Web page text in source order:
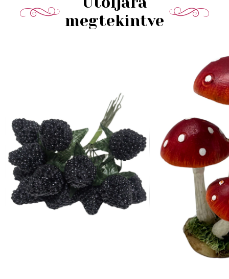
megtekintve